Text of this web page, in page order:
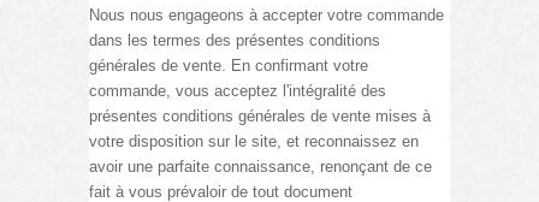
Nous nous engageons à accepter votre commande
dans les termes des présentes conditions
générales de vente. En confirmant votre
commande, vous acceptez l'intégralité des
présentes conditions générales de vente mises à
votre disposition sur le site, et reconnaissez en
avoir une parfaite connaissance, renonçant de ce
fait à vous prévaloir de tout document